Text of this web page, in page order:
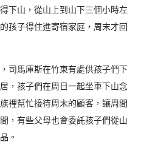
下山，從山上到山下三個小時左
孩子得住進寄宿家庭，周末才回
司馬庫斯在竹東有處供孩子們下
，孩子們在周日一起坐車下山念
裡幫忙接待周末的顧客，讓周間
，有些父母也會委託孩子們從山
。